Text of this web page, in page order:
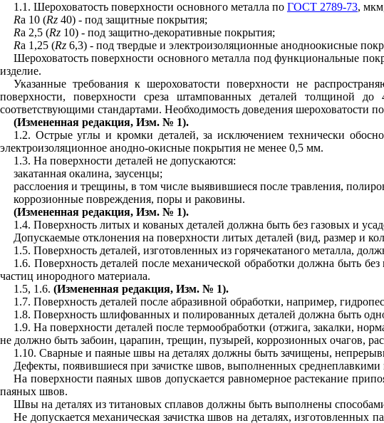
1.1. Шероховатость поверхности основного металла по ГОСТ 2789-73,
Ra 10 (Rz40) - под защитные покрытия;
Ra 2,5 (Rz10) - под защитно-декоративные покрытия;
Ra 1,25 (Rz6,3) - под твердые и электроизоляционные анодноокисные
Шероховатость поверхности основного металла под функциональные
изделие.
Указанные требования к шероховатости поверхности не
поверхности, поверхности среза штампованных деталей толщиной
соответствующими стандартами. Необходимость доведения шероховатости
(Измененная редакция, Изм. № 1).
1.2. Острые углы и кромки деталей, за исключением технически
электроизоляционное анодно-окисные покрытия не менее 0,5 мм.
1.3. На поверхности деталей не допускаются:
закатанная окалина, заусенцы;
расслоения и трещины, в том числе выявившиеся после травления,
коррозионные повреждения, поры и раковины.
(Измененная редакция, Изм. № 1).
1.4. Поверхность литых и кованых деталей должна быть без газовых и
Допускаемые отклонения на поверхности литых деталей (вид, размер и
1.5. Поверхность деталей, изготовленных из горячекатаного металла,
1.6. Поверхность деталей после механической обработки должна быть
частиц инородного материала.
1.5, 1.6. (Измененная редакция, Изм. № 1).
1.7. Поверхность деталей после абразивной обработки, например,
1.8. Поверхность шлифованных и полированных деталей должна быть
1.9. На поверхности деталей после термообработки (отжига, закалки,
не должно быть забоин, царапин, трещин, пузырей, коррозионных очагов,
1.10. Сварные и паяные швы на деталях должны быть зачищены,
Дефекты, появившиеся при зачистке швов, выполненных
На поверхности паяных швов допускается равномерное растекание
паяных швов.
Швы на деталях из титановых сплавов должны быть выполнены
Не допускается механическая зачистка швов на деталях,